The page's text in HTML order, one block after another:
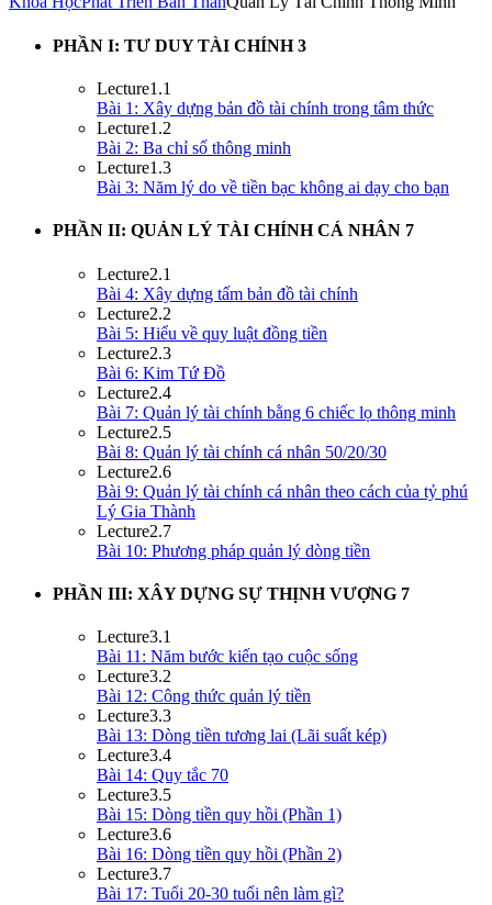
PHẦN I: TƯ DUY TÀI CHÍNH3
Lecture1.1
Bài 1: Xây dựng bản đồ tài chính trong tâm thức
Lecture1.2
Bài 2: Ba chỉ số thông minh
Lecture1.3
Bài 3: Năm lý do về tiền bạc không ai dạy cho bạn
PHẦN II: QUẢN LÝ TÀI CHÍNH CÁ NHÂN 7
Lecture2.1
Bài 4: Xây dựng tấm bản đồ tài chính
Lecture2.2
Bài 5: Hiểu về quy luật đồng tiền
Lecture2.3
Bài 6: Kim Tứ Đồ
Lecture2.4
Bài 7: Quản lý tài chính bằng 6 chiếc lọ thông minh
Lecture2.5
Bài 8: Quản lý tài chính cá nhân 50/20/30
Lecture2.6
Bài 9: Quản lý tài chính cá nhân theo cách của tỷ phú
Lý Gia Thành
Lecture2.7
Bài 10: Phương pháp quản lý dòng tiền
PHẦN III: XÂY DỰNG SỰ THỊNH VƯỢNG 7
Lecture3.1
Bài 11: Năm bước kiến tạo cuộc sống
Lecture3.2
Bài 12: Công thức quản lý tiền
Lecture3.3
Bài 13: Dòng tiền tương lai (Lãi suất kép)
Lecture3.4
Bài 14: Quy tắc 70
Lecture3.5
Bài 15: Dòng tiền quy hồi (Phần 1)
Lecture3.6
Bài 16: Dòng tiền quy hồi (Phần 2)
Lecture3.7
Bài 17: Tuổi 20-30 tuổi nên làm gì?